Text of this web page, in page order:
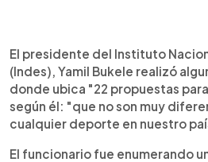
► Escuchar artículo
El presidente del Instituto
(Indes), Yamil Bukele realizó
donde ubica "22 propuestas
según él: "que no son muy
cualquier deporte en nuestro
El funcionario fue enumerando